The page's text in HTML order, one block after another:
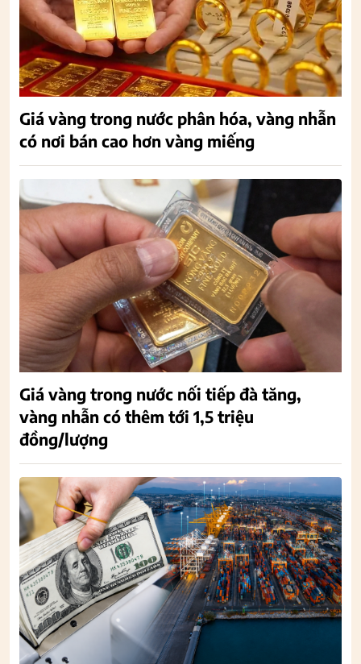
Giá vàng trong nước phân hóa, vàng nhẫn
có nơi bán cao hơn vàng miếng
Giá vàng trong nước nối tiếp đà tăng,
vàng nhẫn có thêm tới 1,5 triệu
đồng/lượng